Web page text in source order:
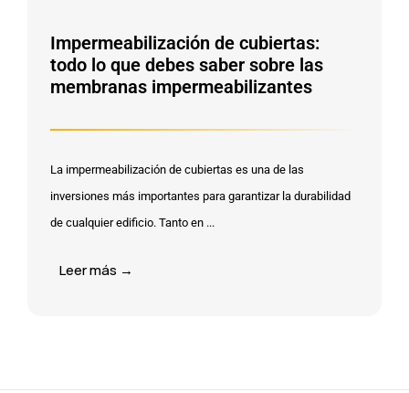
Impermeabilización de cubiertas:
todo lo que debes saber sobre las
membranas impermeabilizantes
La impermeabilización de cubiertas es una de las
inversiones más importantes para garantizar la durabilidad
de cualquier edificio. Tanto en ...
Leer más →